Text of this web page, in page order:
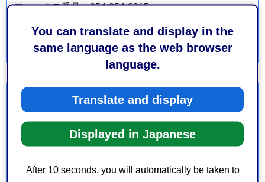
You can translate and display in the
same language as the web browser
language.
Translate and display
Displayed in Japanese
After 10 seconds, you will automatically be taken to
ファックス番号：054-254-3915
より良いウェブサイトにするためにみなさまのご意
見をお聞かせください
このページの情報は役に立ちましたか？
3：役に立たなかった